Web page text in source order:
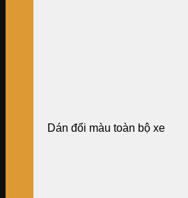
Dán đổi màu toàn bộ xe